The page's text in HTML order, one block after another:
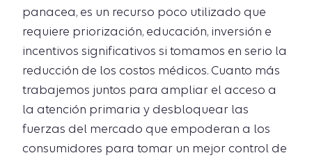
panacea, es un recurso poco utilizado que
requiere priorización, educación, inversión e
incentivos significativos si tomamos en serio la
reducción de los costos médicos. Cuanto más
trabajemos juntos para ampliar el acceso a
la atención primaria y desbloquear las
fuerzas del mercado que empoderan a los
consumidores para tomar un mejor control de